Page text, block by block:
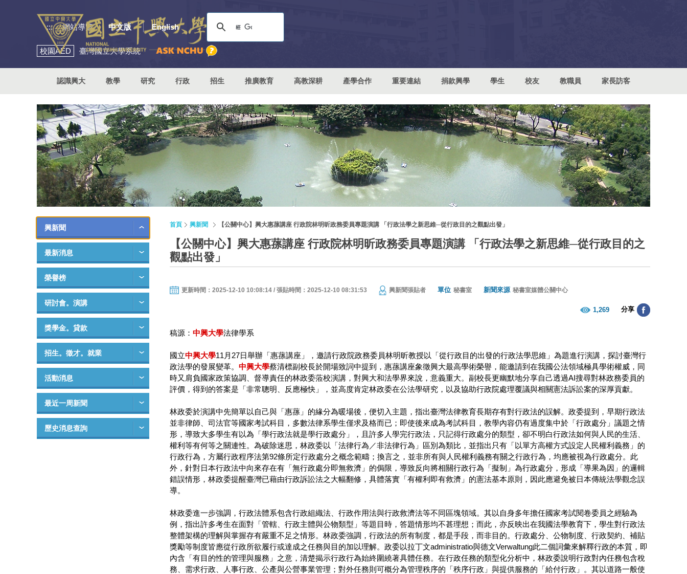
::: 網站導覽 中文版 English
校園AED 臺灣國立大學系統
認識興大 教學 研究 行政 招生 推廣教育 高教深耕 產學合作 重要連結 捐款興學 學生 校友 教職員 家長訪客
興新聞
最新消息
榮譽榜
研討會。演講
獎學金。貸款
招生。徵才。就業
活動消息
最近一周新聞
歷史消息查詢
首頁 興新聞 【公關中心】興大惠蓀講座 行政院林明昕政務委員專題演講 「行政法學之新思維─從行政目的之觀點出發」
【公關中心】興大惠蓀講座 行政院林明昕政務委員專題演講 「行政法學之新思維─從行政目的之
觀點出發」
更新時間：2025-12-10 10:08:14 / 張貼時間：2025-12-10 08:31:53 興新聞張貼者 單位 秘書室 新聞來源 秘書室媒體公關中心
1,269 分享
稿源： 中興大學法律學系
國立中興大學11月27日舉辦「惠蓀講座」，邀請行政院政務委員林明昕教授以「從行政目的出發的行政法學思維」為題進行演講，探討臺灣行
政法學的發展變革。 中興大學蔡清標副校長於開場致詞中提到，惠蓀講座象徵興大最高學術榮譽，能邀請到在我國公法領域極具學術權威，同
時又肩負國家政策協調、督導責任的林政委蒞校演講，對興大和法學界來說，意義重大。副校長更幽默地分享自己透過AI搜尋對林政務委員的
評價，得到的答案是「非常聰明、反應極快」，並高度肯定林政委在公法學研究，以及協助行政院處理覆議與相關憲法訴訟案的深厚貢獻。
林政委於演講中先簡單以自己與「惠蓀」的緣分為暖場後，便切入主題，指出臺灣法律教育長期存有對行政法的誤解。政委提到，早期行政法
並非律師、司法官等國家考試科目，多數法律系學生僅求及格而已；即使後來成為考試科目，教學內容仍有過度集中於「行政處分」議題之情
形，導致大多學生有以為「學行政法就是學行政處分」，且許多人學完行政法，只記得行政處分的類型，卻不明白行政法如何與人民的生活、
權利等有何等之關連性。為破除迷思，林政委以「法律行為／非法律行為」區別為類比，並指出只有「以單方高權方式設定人民權利義務」的
行政行為，方屬行政程序法第92條所定行政處分之概念範疇；換言之，並非所有與人民權利義務有關之行政行為，均應被視為行政處分。此
外，針對日本行政法中向來存在有「無行政處分即無救濟」的侷限，導致反向將相關行政行為「擬制」為行政處分，形成「導果為因」的邏輯
錯誤情形，林政委提醒臺灣已藉由行政訴訟法之大幅翻修，具體落實「有權利即有救濟」的憲法基本原則，因此應避免被日本傳統法學觀念誤
導。
林政委進一步強調，行政法體系包含行政組織法、行政作用法與行政救濟法等不同區塊領域。其以自身多年擔任國家考試閱卷委員之經驗為
例，指出許多考生在面對「管轄、行政主體與公物類型」等題目時，答題情形均不甚理想；而此，亦反映出在我國法學教育下，學生對行政法
整體架構的理解與掌握存有嚴重不足之情形。林政委強調，行政法的所有制度，都是手段，而非目的。行政處分、公物制度、行政契約、補貼
獎勵等制度皆應從行政所欲履行或達成之任務與目的加以理解。政委以拉丁文administratio與德文Verwaltung此二個詞彙來解釋行政的本質，即
內含「有目的性的管理與服務」之意，清楚揭示行政行為始終圍繞著具體任務。在行政任務的類型化分析中，林政委說明行政對內任務包含稅
務、需求行政、人事行政、公產與公營事業管理；對外任務則可概分為管理秩序的「秩序行政」與提供服務的「給付行政」。其以道路一般使